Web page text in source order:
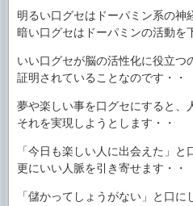
明るい口グセはドーパミン系の神
暗い口グセはドーパミンの活動を
いい口グセが脳の活性化に役立つ
証明されていることなのです・・
夢や楽しい事を口グセにすると、
それを実現しようとします・・
「今日も楽しい人に出会えた」と
更にいい人脈を引き寄せます・・
「儲かってしょうがない」と口に